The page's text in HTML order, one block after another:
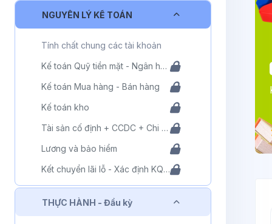
NGUYÊN LÝ KẾ TOÁN Rút gọn
Tính chất chung các tài khoản
Kế toán Quỹ tiền mặt - Ngân hàng
Kế toán Mua hàng - Bán hàng
Kế toán kho
Tài sản cố định + CCDC + Chi phí trả trước
Lương và bảo hiểm
Kết chuyển lãi lỗ - Xác định KQKD
THỰC HÀNH - Đầu kỳ Rút gọn